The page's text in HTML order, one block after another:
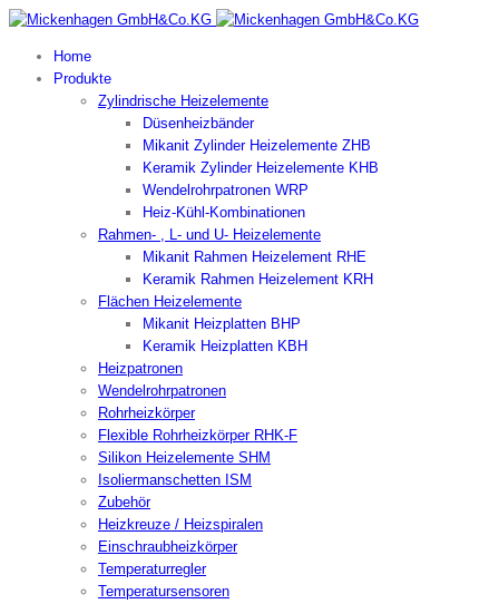
Home
Produkte
Zylindrische Heizelemente
Düsenheizbänder
Mikanit Zylinder Heizelemente ZHB
Keramik Zylinder Heizelemente KHB
Wendelrohrpatronen WRP
Heiz-Kühl-Kombinationen
Rahmen- , L- und U- Heizelemente
Mikanit Rahmen Heizelement RHE
Keramik Rahmen Heizelement KRH
Flächen Heizelemente
Mikanit Heizplatten BHP
Keramik Heizplatten KBH
Heizpatronen
Wendelrohrpatronen
Rohrheizkörper
Flexible Rohrheizkörper RHK-F
Silikon Heizelemente SHM
Isoliermanschetten ISM
Zubehör
Heizkreuze / Heizspiralen
Einschraubheizkörper
Temperaturregler
Temperatursensoren